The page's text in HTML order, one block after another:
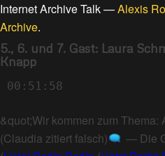
Internet Archive Talk—Alexis
Archive.
5., 6. und 7. Gast: Laura
Knapp
00:51:58
&quot;Wir kommen zum Thema:
(Claudia zitiert falsch)
— Die